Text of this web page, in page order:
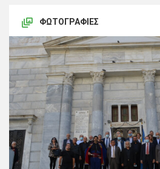
ΦΩΤΟΓΡΑΦΊΕΣ